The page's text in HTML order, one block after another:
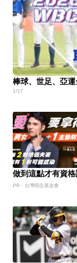
棒球、世足、亞
1/17
做到這點才有資
PR・台灣癌症基金會